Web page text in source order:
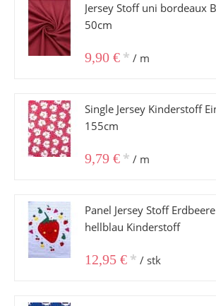
Jersey Stoff uni bordeaux
50cm
9,90 € * / m
Single Jersey Kinderstoff
155cm
9,79 € * / m
Panel Jersey Stoff
hellblau Kinderstoff
12,95 € * / stk